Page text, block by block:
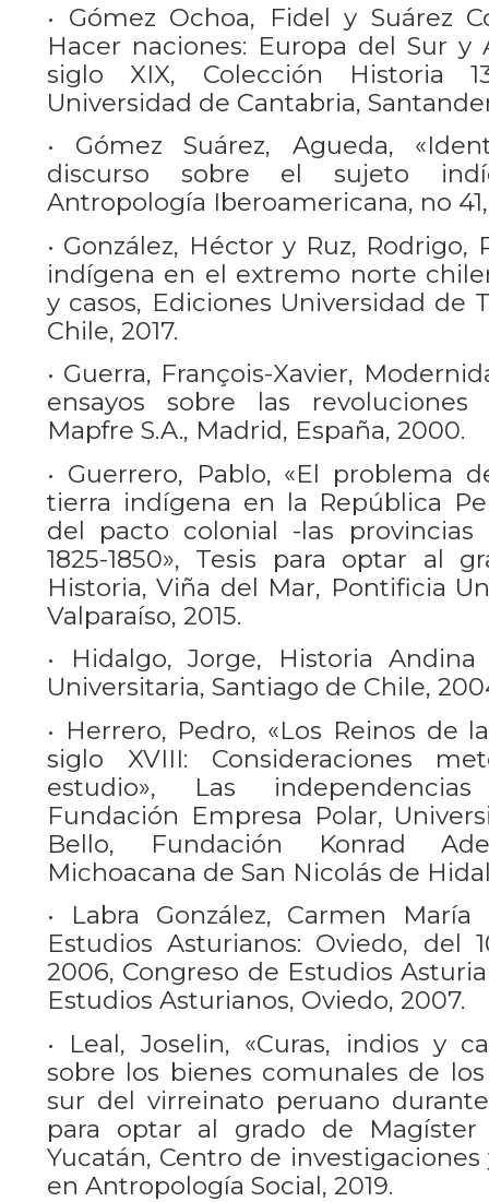
• Gómez Ochoa, Fidel y Suárez
Hacer naciones: Europa del Sur
siglo XIX, Colección Historia
Universidad de Cantabria,
• Gómez Suárez, Agueda,
discurso sobre el sujeto
Antropología Iberoamericana, no 41,
• González, Héctor y Ruz,
indígena en el extremo norte
y casos, Ediciones Universidad de
Chile, 2017.
• Guerra, François-Xavier,
ensayos sobre las revoluciones
Mapfre S.A., Madrid, España, 2000.
• Guerrero, Pablo, «El problema
tierra indígena en la República
del pacto colonial -las provincias
1825-1850», Tesis para optar al
Historia, Viña del Mar, Pontificia
Valparaíso, 2015.
• Hidalgo, Jorge, Historia
Universitaria, Santiago de Chile,
• Herrero, Pedro, «Los Reinos de
siglo XVIII: Consideraciones
estudio», Las
Fundación Empresa Polar,
Bello, Fundación Konrad
Michoacana de San Nicolás de
• Labra González, Carmen
Estudios Asturianos: Oviedo, del
2006, Congreso de Estudios
Estudios Asturianos, Oviedo, 2007.
• Leal, Joselin, «Curas, indios y
sobre los bienes comunales de
sur del virreinato peruano
para optar al grado de Magíster
Yucatán, Centro de
en Antropología Social, 2019.